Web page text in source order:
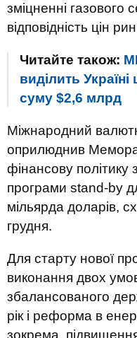
зміцненні газового
відповідність цін
Читайте також:
виділить
суму $2,6 млрд
Міжнародний
оприлюднив
фінансову політику
програми stand-by
мільярда доларів,
грудня.
Для старту нової
виконання двох
збалансованого
рік і реформа в
зокрема,